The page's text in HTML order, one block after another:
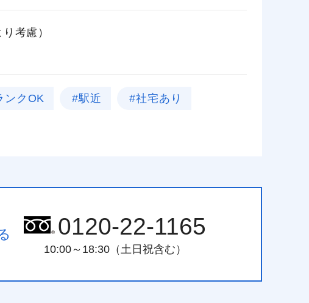
考慮）
ンクOK #駅近 #社宅あり
0120-22-1165
10:00～18:30（土日祝含む）